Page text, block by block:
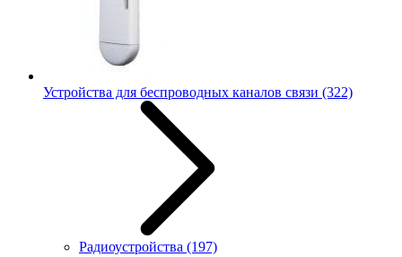
Устройства для беспроводных каналов связи (322)
Радиоустройства (197)